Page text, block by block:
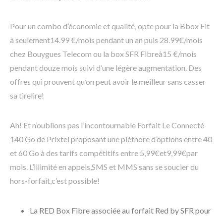
Pour un combo d’économie et qualité, opte pour la Bbox Fit
à seulement14.99 €/mois pendant un an puis 28.99€/mois
chez Bouygues Telecom ou la box SFR Fibreà15 €/mois
pendant douze mois suivi d’une légère augmentation. Des
offres qui prouvent qu’on peut avoir le meilleur sans casser
sa tirelire!
Ah! Et n’oublions pas l’incontournable Forfait Le Connecté
140 Go de Prixtel proposant une pléthore d’options entre 40
et 60 Go à des tarifs compétitifs entre 5,99€et9,99€par
mois. L’illimité en appels,SMS et MMS sans se soucier du
hors-forfait,c’est possible!
La RED Box Fibre associée au forfait Red by SFR pour